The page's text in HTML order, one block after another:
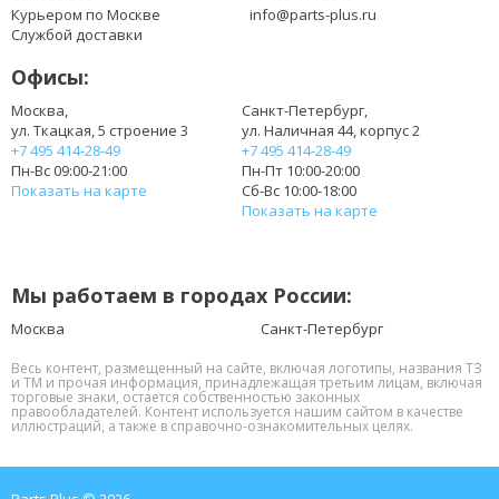
BT.00804.020
BT.00804.024
BT.00807.014
CL1575B.806
ICK70
ICL50
ICW50
LC.BTP00.013
LC.BTP00.014
Курьером по Москве
Службой доставки
info@parts-plus.ru
Офисы:
Москва,
ул. Ткацкая, 5 строение 3
+7 495 414-28-49
Пн-Вс 09:00-21:00
Показать на карте
Санкт-Петербург,
ул. Наличная 44, корпус 2
+7 495 414-28-49
Пн-Пт 10:00-20:00
Сб-Вс 10:00-18:00
Показать на карте
Мы работаем в городах России:
Москва Санкт-Петербург
Весь контент, размещенный на сайте, включая логотипы, названия ТЗ
и ТМ и прочая информация, принадлежащая третьим лицам, включая
торговые знаки, остается собственностью законных
правообладателей. Контент используется нашим сайтом в качестве
иллюстраций, а также в справочно-ознакомительных целях.